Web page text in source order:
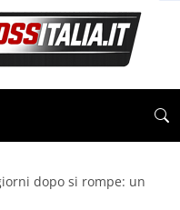
dopo si rompe: un